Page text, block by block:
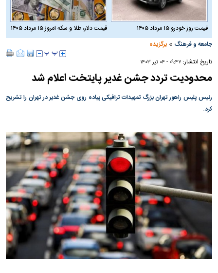
قیمت روز خودرو ۱۵ مرداد ۱۴۰۵
قیمت دلار، طلا و سکه امروز ۱۵ مرداد ۱۴۰۵
جامعه و فرهنگ »برگزیده
تاریخ انتشار: ۰۹:۴۷ - ۰۴ تير ۱۴۰۳
محدودیت تردد جشن غدیر پایتخت اعلام شد
رئیس پلیس راهور تهران بزرگ تمهیدات ترافیکی پیاده روی جشن غدیر در تهران را تشریح
کرد.